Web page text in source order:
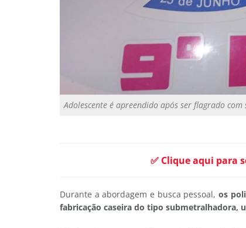
Adolescente é apreendido após ser flagrado
✅ Clique aqui para
Durante a abordagem e busca pessoal,os
fabricação caseira do tipo submetralhadora,